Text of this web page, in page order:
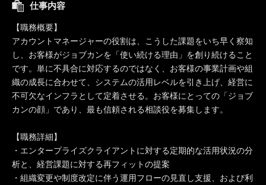
仕事内容
【職務概要】
アカウントマネージャーの役割は、こうした課題をいち早く察知
し、お客様がジョブカンを「使い続ける理由」を創り続けること
です。単に不具合に対応するのではなく、お客様の事業計画や組
織の成長に合わせて、システムの活用レベルを引き上げ、経営に
不可欠なインフラとして定着させる。お客様にとっての「ジョブ
カンの顔」であり、最も信頼される相談役を募集します。
【職務詳細】
・エンタープライズクライアントに対する定期的な活用状況の分
析と、経営課題に対する再フィットの提案
・組織変更や制度改定に伴う運用フローの見直し支援、および利